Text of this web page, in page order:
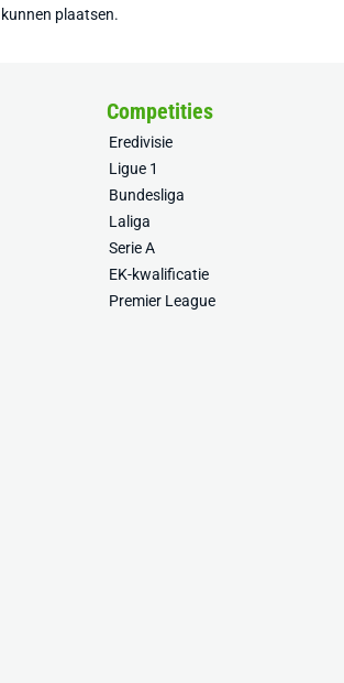
plaatsen.
Competities
Eredivisie
Ligue 1
Bundesliga
Laliga
Serie A
EK-kwalificatie
Premier League